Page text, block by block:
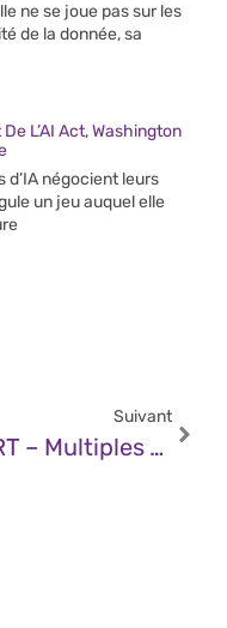
ne se joue pas sur les
de la donnée, sa
L’AI Act, Washington
d’IA négocient leurs
un jeu auquel elle
Suivant
CERT – Multiples Vulnérabilités Dans Citrix Et Xen (28 Mai 2025)